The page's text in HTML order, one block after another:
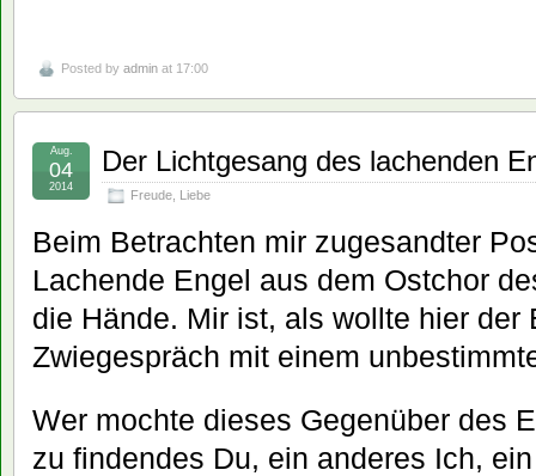
Posted by admin at 17:00
Der Lichtgesang des lachenden
Freude Liebe
Aug.
04
2014
Beim Betrachten mir zugesandter
Lachende Engel aus dem Ostchor
die Hände. Mir ist, als wollte hier der
Zwiegespräch mit einem
Wer mochte dieses Gegenüber des
zu findendes Du, ein anderes Ich,